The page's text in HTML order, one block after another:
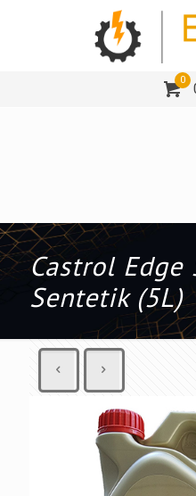
0
Castrol Edge
Sentetik (5L)